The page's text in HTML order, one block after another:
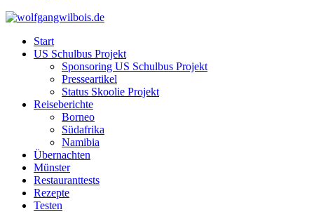
Start
US Schulbus Projekt
Sponsoring US Schulbus Projekt
Presseartikel
Status Skoolie Projekt
Reiseberichte
Borneo
Südafrika
Namibia
Übernachten
Münster
Restauranttests
Rezepte
Testen